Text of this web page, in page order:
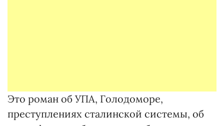
Это роман об УПА, Голодоморе,
преступлениях сталинской системы, об